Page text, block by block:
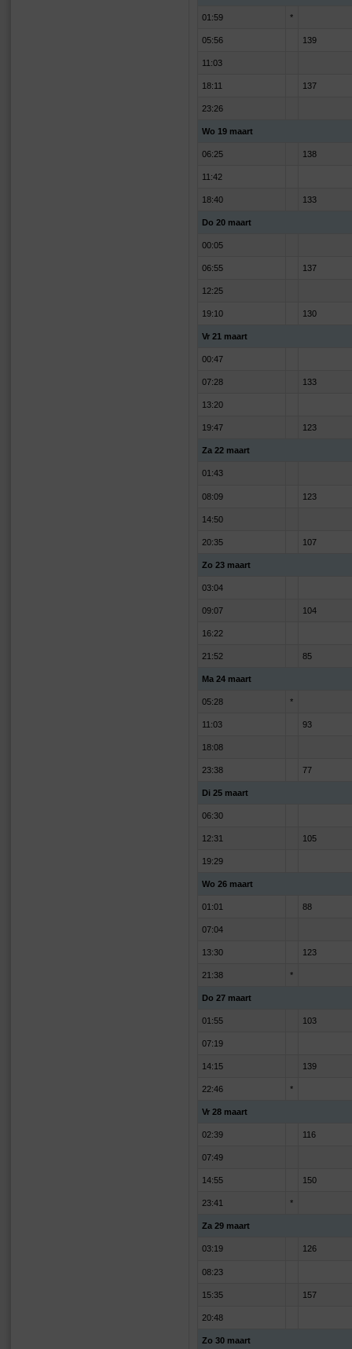
01:59 *
05:56 139
11:03
18:11 137
23:26
Wo 19 maart
06:25 138
11:42
18:40 133
Do 20 maart
00:05
06:55 137
12:25
19:10 130
Vr 21 maart
00:47
07:28 133
13:20
19:47 123
Za 22 maart
01:43
08:09 123
14:50
20:35 107
Zo 23 maart
03:04
09:07 104
16:22
21:52 85
Ma 24 maart
05:28 *
11:03 93
18:08
23:38 77
Di 25 maart
06:30
12:31 105
19:29
Wo 26 maart
01:01 88
07:04
13:30 123
21:38 *
Do 27 maart
01:55 103
07:19
14:15 139
22:46 *
Vr 28 maart
02:39 116
07:49
14:55 150
23:41 *
Za 29 maart
03:19 126
08:23
15:35 157
20:48
Zo 30 maart